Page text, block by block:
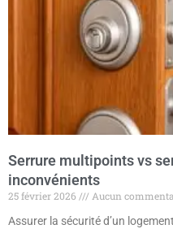
Serrure multipoints vs
inconvénients
25 février 2026
Aucun
Assurer la sécurité d’un